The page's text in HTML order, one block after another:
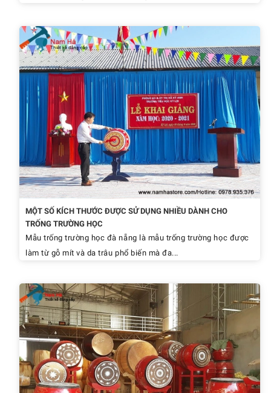
MỘT SỐ KÍCH THƯỚC ĐƯỢC SỬ DỤNG NHIỀU DÀNH CHO
TRỐNG TRƯỜNG HỌC
Mẫu trống trường học đà nẵng là mẫu trống trường học được
làm từ gỗ mít và da trâu phổ biến mà đa...